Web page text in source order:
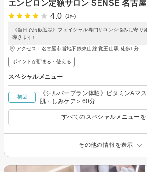
エンビロン定額サロン SENSE 名古
4.0
(1件)
《当日予約歓迎◎》フェイシャル専門サロン☆悩みに寄り
導きます♪
アクセス：名古屋市営地下鉄東山線 覚王山駅 徒歩1分
ポイントが貯まる・使える
スペシャルメニュー
初回
《シルバープラン体験》ビタミンAマ
肌・しみケア＞60分
すべてのスペシャルメニューを
その他の情報を表示